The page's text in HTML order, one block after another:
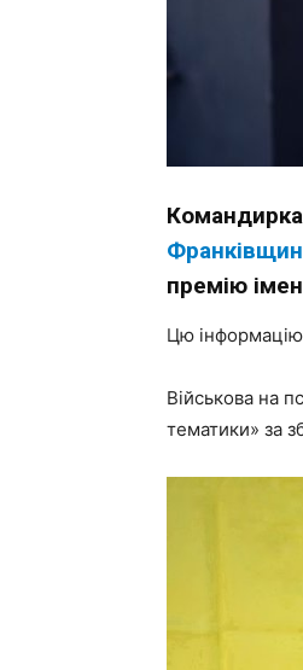
Командирка
премію
Цю
Військова на
тематики» за